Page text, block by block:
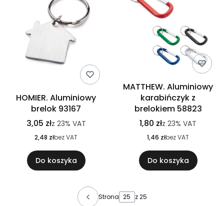
HOMIER. Aluminiowy
brelok 93167
3,05 złz 23% VAT
2,48 złbez VAT
Do koszyka
MATTHEW. Aluminiowy
karabińczyk z
brelokiem 58823
1,80 złz 23% VAT
1,46 złbez VAT
Do koszyka
Strona z 25